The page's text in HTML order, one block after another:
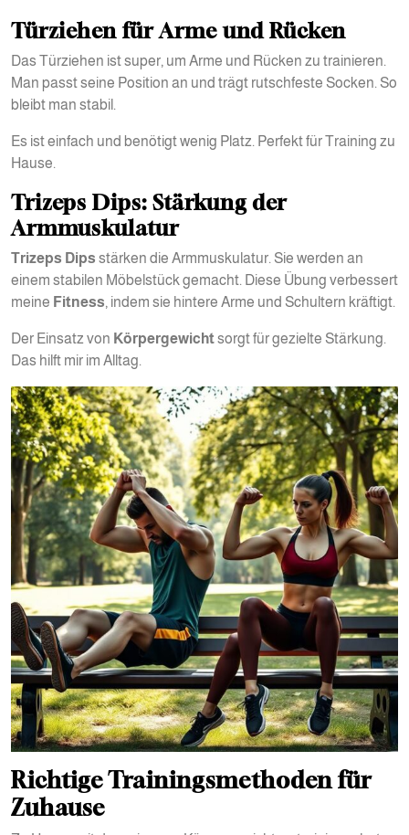
Türziehen für Arme und Rücken
Das Türziehen ist super, um Arme und Rücken zu trainieren.
Man passt seine Position an und trägt rutschfeste Socken. So
bleibt man stabil.
Es ist einfach und benötigt wenig Platz. Perfekt für Training zu
Hause.
Trizeps Dips: Stärkung der
Armmuskulatur
Trizeps Dips stärken die Armmuskulatur. Sie werden an
einem stabilen Möbelstück gemacht. Diese Übung verbessert
meine Fitness, indem sie hintere Arme und Schultern kräftigt.
Der Einsatz von Körpergewichtsorgt für gezielte Stärkung.
Das hilft mir im Alltag.
Richtige Trainingsmethoden für
Zuhause